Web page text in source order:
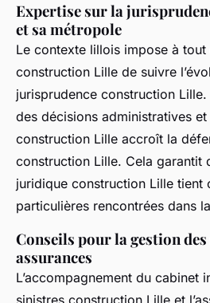
Expertise sur la
et sa métropole
Le contexte lillois impose à
construction Lille de suivre
jurisprudence construction Lille.
des décisions administratives
construction Lille accroît la
construction Lille. Cela garantit
juridique construction Lille tient
particulières rencontrées dans
Conseils pour la gestion
assurances
L’accompagnement du cabinet
sinistres construction Lille et